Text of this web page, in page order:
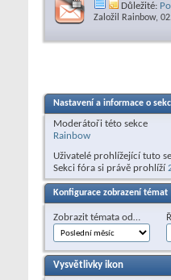
Důležité:
Založil Rainbow,
Nastavení a informace o
Moderátoři této sekce
Rainbow
Uživatelé prohlížející tuto
Sekci fóra si právě prohlíží
Konfigurace zobrazení témat
Zobrazit témata od…
Vysvětlivky ikon